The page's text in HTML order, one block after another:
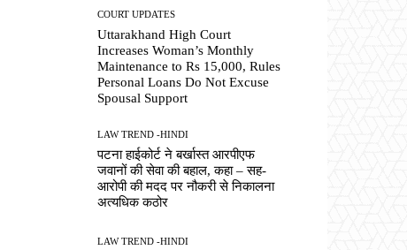
COURT UPDATES
Uttarakhand High Court
Increases Woman’s Monthly
Maintenance to Rs 15,000, Rules
Personal Loans Do Not Excuse
Spousal Support
LAW TREND -HINDI
पटना हाईकोर्ट ने बर्खास्त आरपीएफ
जवानों की सेवा की बहाल, कहा – सह-
आरोपी की मदद पर नौकरी से निकालना
अत्यधिक कठोर
LAW TREND -HINDI